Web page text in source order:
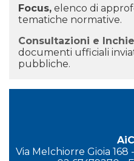
Focus, elenco di
tematiche normative.
Consultazioni e
documenti ufficiali
pubbliche.
Via Melchiorre Gioia 168